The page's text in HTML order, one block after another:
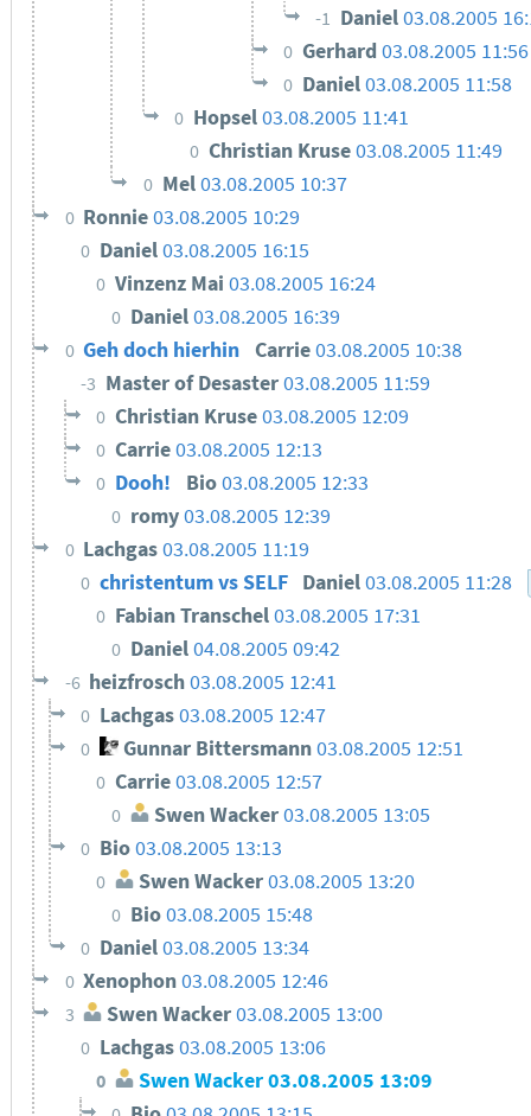
-1 Daniel03.08.2005
0 Gerhard03.08.2005 11:56
0 Daniel03.08.2005 11:58
0 Hopsel03.08.2005 11:41
0 Christian Kruse03.08.2005 11:49
0 Mel03.08.2005 10:37
0 Ronnie03.08.2005 10:29
0 Daniel03.08.2005 16:15
0 Vinzenz Mai 03.08.2005 16:24
0 Daniel03.08.2005 16:39
0 Geh doch hierhin Carrie03.08.2005 10:38
-3 Master of Desaster03.08.2005 11:59
0 Christian Kruse03.08.2005 12:09
0 Carrie03.08.2005 12:13
0 Dooh! Bio03.08.2005 12:33
0 romy03.08.2005 12:39
0 Lachgas03.08.2005 11:19
0 christentum vs SELF Daniel03.08.2005 11:28
0 Fabian Transchel03.08.2005 17:31
0 Daniel04.08.2005 09:42
-6 heizfrosch03.08.2005 12:41
0 Lachgas03.08.2005 12:47
0 Gunnar Bittersmann 03.08.2005 12:51
0 Carrie03.08.2005 12:57
0 Swen Wacker03.08.2005 13:05
0 Bio03.08.2005 13:13
0 Swen Wacker03.08.2005 13:20
0 Bio03.08.2005 15:48
0 Daniel03.08.2005 13:34
0 Xenophon03.08.2005 12:46
3 Swen Wacker03.08.2005 13:00
0 Lachgas03.08.2005 13:06
0 Swen Wacker03.08.2005 13:09